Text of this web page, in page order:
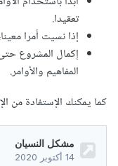
تعقيدا.
إذا نسيت أمرا
إكمال المشروع
المفاهيم والأوامر.
كما يمكنك الإستفادة من